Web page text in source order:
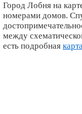
Город Лобня на
номерами домов.
между
есть подробная